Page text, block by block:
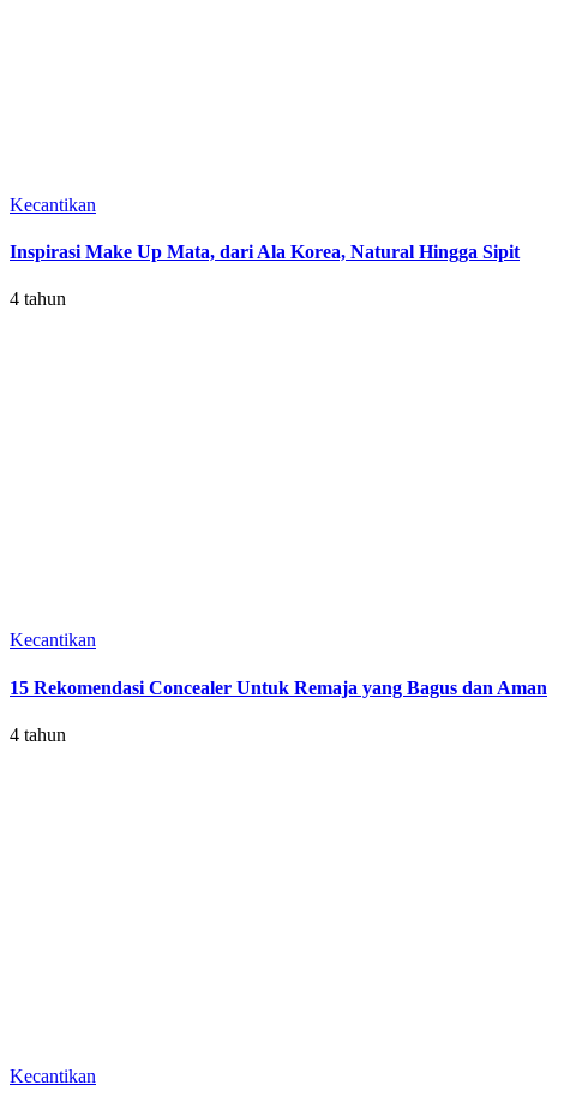
Kecantikan
Inspirasi Make Up Mata, dari Ala Korea, Natural Hingga Sipit
4 tahun
Kecantikan
15 Rekomendasi Concealer Untuk Remaja yang Bagus dan Aman
4 tahun
Kecantikan